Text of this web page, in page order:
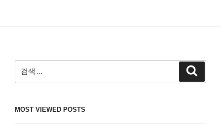
색:
MOST VIEWED POSTS